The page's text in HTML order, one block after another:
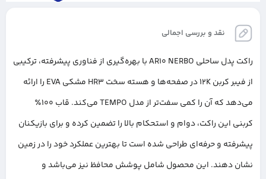
نقد و بررسی اجمالی
راکت پدل ساحلی AR10 NERBO با بهره‌گیری از فناوری پیشرفته، ترکیبی
از فیبر کربن 12K در صفحه‌ها و هسته سخت HR3 مشکی EVA را ارائه
می‌دهد که آن را کمی سفت‌تر از مدل TEMPO می‌کند. قاب ۱۰۰٪
کربنی این راکت، دوام و استحکام بالا را تضمین کرده و برای بازیکنان
پیشرفته و حرفه‌ای طراحی شده است تا بهترین عملکرد خود را در زمین
نشان دهند. این محصول شامل پوشش محافظ نیز می‌باشد و